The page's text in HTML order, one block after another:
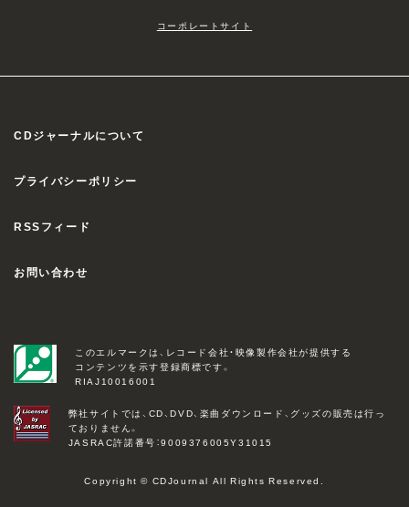
コーポレートサイト
CDジャーナルについて
プライバシーポリシー
RSSフィード
お問い合わせ
このエルマークは、レコード会社・映像製作会社が提供する
コンテンツを示す登録商標です。
RIAJ10016001
弊社サイトでは、CD、DVD、楽曲ダウンロード、グッズの販売は行っ
ておりません。
JASRAC許諾番号：9009376005Y31015
Copyright © CDJournal All Rights Reserved.